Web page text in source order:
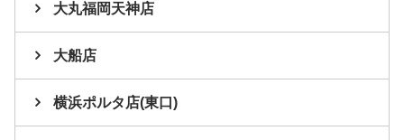
大丸福岡天神店
大船店
横浜ポルタ店(東口)